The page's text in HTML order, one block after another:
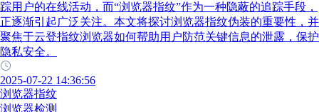
踪用户的在线活动，而“浏览器指纹”作为一种隐蔽的追踪手段，
正逐渐引起广泛关注。本文将探讨浏览器指纹伪装的重要性，并
聚焦于云登指纹浏览器如何帮助用户防范关键信息的泄露，保护
隐私安全。
2025-07-22 14:36:56
浏览器指纹
浏览器检测